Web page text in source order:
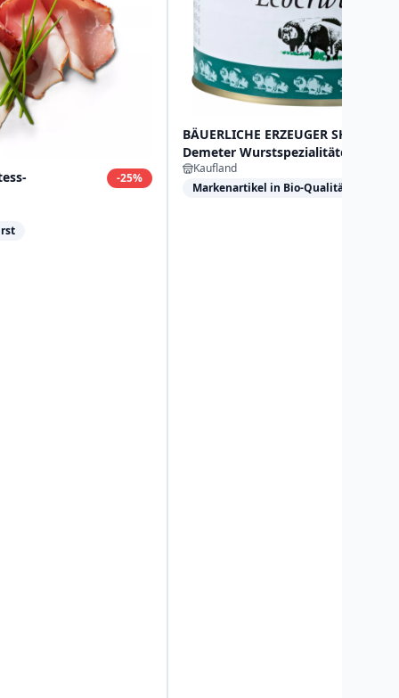
-25%
BÄUERLICHE ERZEUGER SHA
Demeter Wurstspezialitäten
Kaufland
Markenartikel in Bio-Qualität